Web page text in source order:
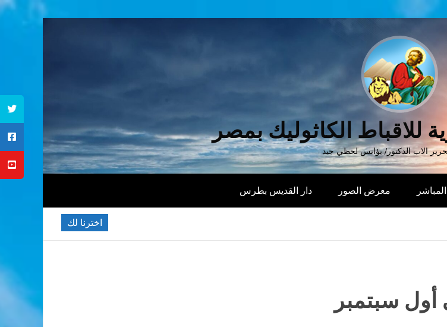
للاقباط الكاثوليك بمصر
الاب الدكتور/ يؤانس لحظي جيد
معرض الصور دار القديس بطرس
اخترنا لك
أول سبتمبر